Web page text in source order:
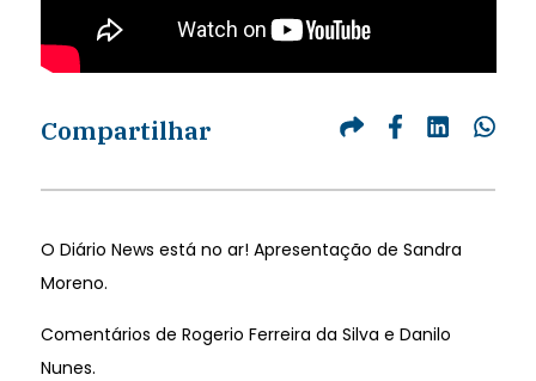
Compartilhar
O Diário News está no ar! Apresentação de Sandra
Moreno.
Comentários de Rogerio Ferreira da Silva e Danilo
Nunes.